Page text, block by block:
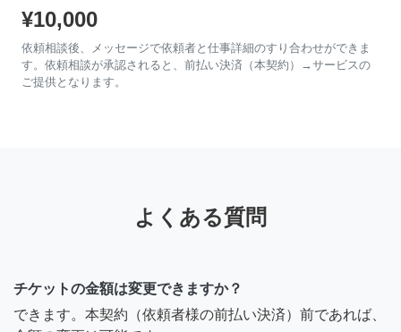
¥10,000
依頼相談後、メッセージで依頼者と仕事詳細のすり合わせができま
す。依頼相談が承認されると、前払い決済（本契約）→サービスの
ご提供となります。
よくある質問
チケットの金額は変更できますか？
できます。本契約（依頼者様の前払い決済）前であれば、